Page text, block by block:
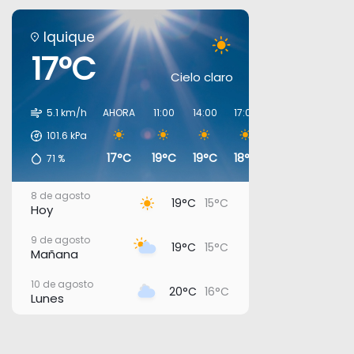
Iquique
17°C Cielo claro
5.1 km/h
101.6 kPa
71 %
AHORA
17°C
11:00
19°C
14:00
19°C
17:00
18°C
8 de agosto
Hoy 19°C 15°C
9 de agosto
Mañana 19°C 15°C
10 de agosto
Lunes 20°C 16°C